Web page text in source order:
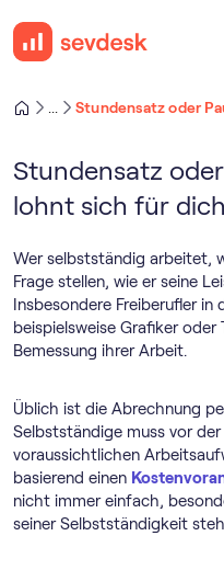
Stundensatz oder
Stundensatz
lohnt sich für
Wer selbstständig arbeitet,
Frage stellen, wie er seine
Insbesondere Freiberufler
beispielsweise Grafiker
Bemessung ihrer Arbeit.
Üblich ist die Abrechnung
Selbstständige muss vor
voraussichtlichen
basierend einen
nicht immer einfach,
seiner Selbstständigkeit